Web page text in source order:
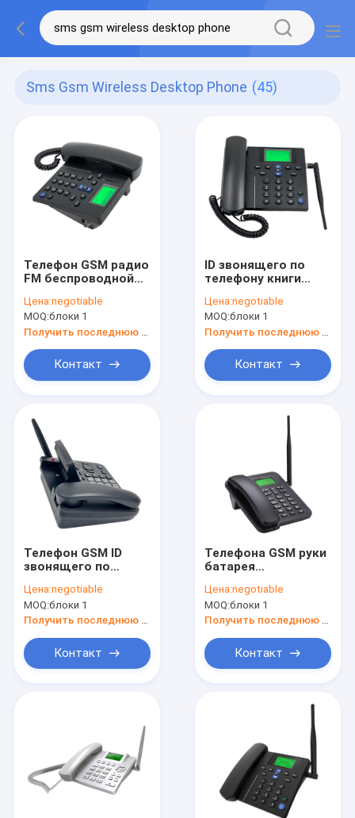
Sms Gsm Wireless Desktop Phone (45)
Телефон GSM радио
FM беспроводной
беспроводная книга
телефона телефона
SMS наземной
линии GSM
Цена:negotiable
MOQ:блоки 1
Контакт
ID звонящего по
телефону книги
функции SMS
беспроводной
настольный
Цена:negotiable
MOQ:блоки 1
Контакт
Телефон GSM ID
звонящего по
беспроводной
настольный,
телефон наземной
основанный SIM-
картой
Цена:negotiable
MOQ:блоки 1
Контакт
Телефона GSM руки
батарея
беспроводного
настольного
перезаряжаемые
Цена:negotiable
MOQ:блоки 1
Контакт